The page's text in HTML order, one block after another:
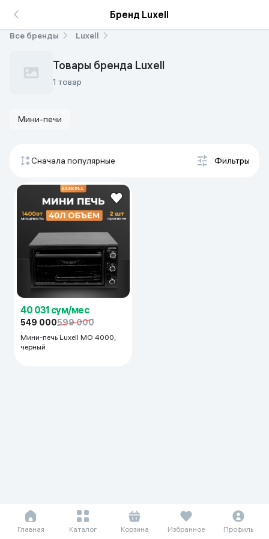
Бренд Luxell
Все бренды Luxell
Товары бренда Luxell
1 товар
Мини-печи
Сначала популярные Фильтры
40 031 сум/мес
549 000599 000
Мини-печь Luxell MO 4000,
черный
Главная Каталог Корзина Избранное Профиль